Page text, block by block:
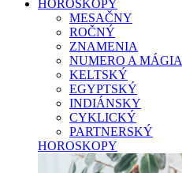
HOROSKOPY
MESAČNY
ROČNÝ
ZNAMENIA
NUMERO A MÁGIA
KELTSKÝ
EGYPTSKÝ
INDIÁNSKY
CYKLICKÝ
PARTNERSKÝ
HOROSKOPY